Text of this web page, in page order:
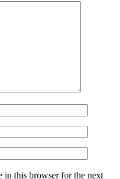
in this browser for the next